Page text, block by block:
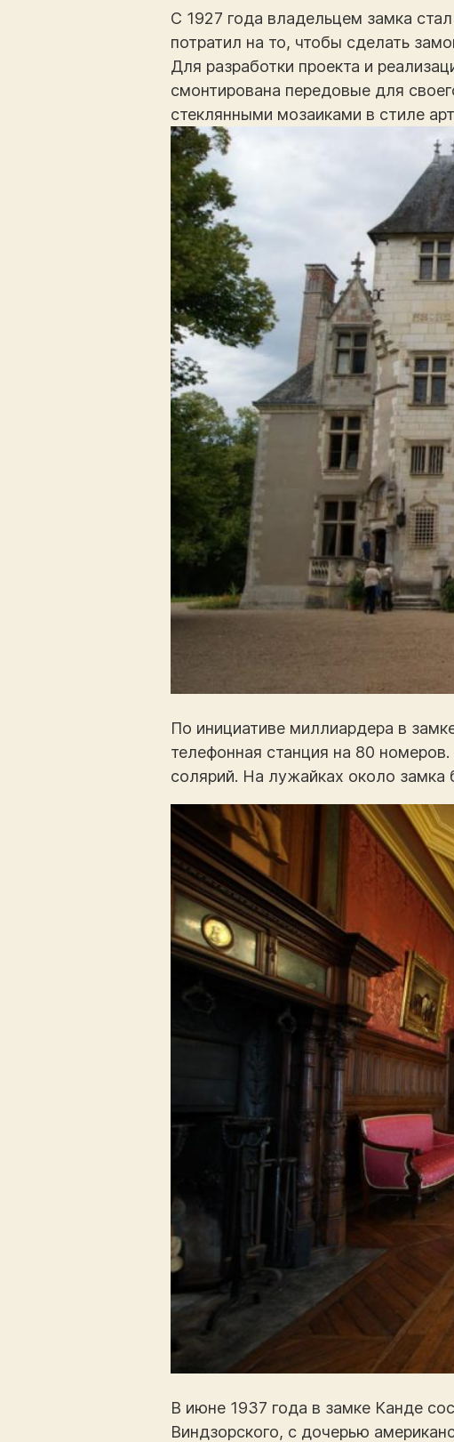
С 1927 года владельцем замка
потратил на то, чтобы сделать
Для разработки проекта и
смонтирована передовые для
стеклянными мозаиками в стиле
По инициативе миллиардера в
телефонная станция на 80
солярий. На лужайках около замка
В июне 1937 года в замке Канде
Виндзорского, с дочерью